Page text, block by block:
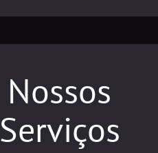
Nossos
Serviços